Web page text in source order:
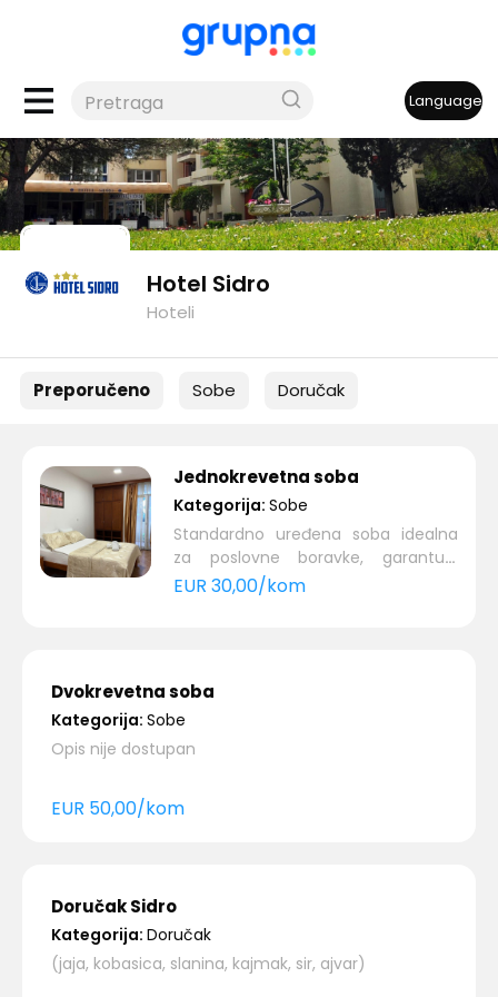
Language
Hotel Sidro
Hoteli
Preporučeno Sobe Doručak
Jednokrevetna soba
Kategorija: Sobe
Standardno uređena soba idealna
za poslovne boravke, garantuje
komfor i udobnost u hladu b...
EUR 30,00/kom
Dvokrevetna soba
Kategorija: Sobe
Opis nije dostupan
EUR 50,00/kom
Doručak Sidro
Kategorija: Doručak
(jaja, kobasica, slanina, kajmak, sir, ajvar)